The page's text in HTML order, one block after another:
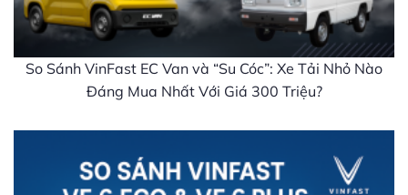
So Sánh VinFast EC Van và “Su Cóc”: Xe Tải Nhỏ Nào
Đáng Mua Nhất Với Giá 300 Triệu?